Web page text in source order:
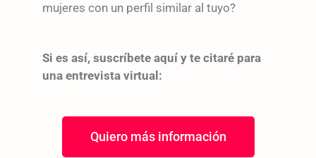
mujeres con un perfil similar al tuyo?
Si es así, suscríbete aquí y te citaré para
una entrevista virtual:
Quiero más información